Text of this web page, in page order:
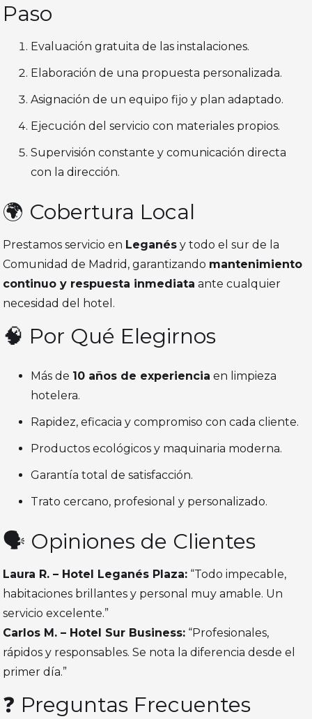
Paso
Evaluación gratuita de las instalaciones.
Elaboración de una propuesta personalizada.
Asignación de un equipo fijo y plan adaptado.
Ejecución del servicio con materiales propios.
Supervisión constante y comunicación directa
con la dirección.
🌍 Cobertura Local
Prestamos servicio en Leganés y todo el sur de la
Comunidad de Madrid, garantizando mantenimiento
continuo y respuesta inmediata ante cualquier
necesidad del hotel.
🧠 Por Qué Elegirnos
Más de 10 años de experiencia en limpieza
hotelera.
Rapidez, eficacia y compromiso con cada cliente.
Productos ecológicos y maquinaria moderna.
Garantía total de satisfacción.
Trato cercano, profesional y personalizado.
🗣️ Opiniones de Clientes
Laura R. – Hotel Leganés Plaza: “Todo impecable,
habitaciones brillantes y personal muy amable. Un
servicio excelente.”
Carlos M. – Hotel Sur Business: “Profesionales,
rápidos y responsables. Se nota la diferencia desde el
primer día.”
❓ Preguntas Frecuentes